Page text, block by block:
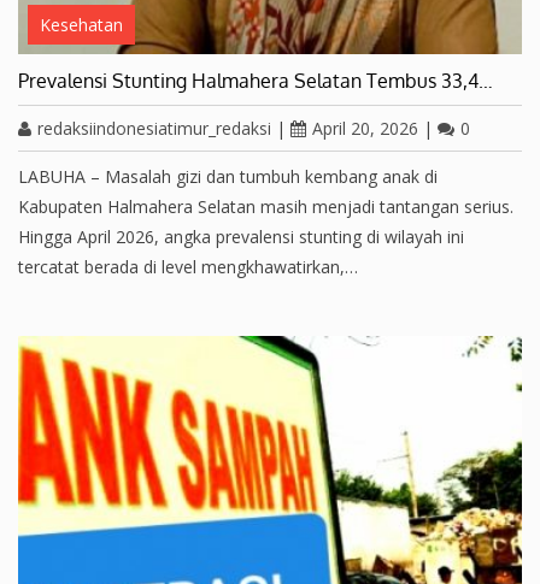
Kesehatan
Prevalensi Stunting Halmahera Selatan Tembus 33,4…
redaksiindonesiatimur_redaksi | April 20, 2026 | 0
LABUHA – Masalah gizi dan tumbuh kembang anak di
Kabupaten Halmahera Selatan masih menjadi tantangan serius.
Hingga April 2026, angka prevalensi stunting di wilayah ini
tercatat berada di level mengkhawatirkan,…